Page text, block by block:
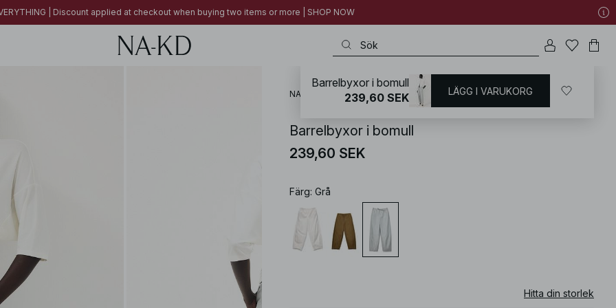
| Discount applied at checkout when buying two items or more | SHOP NOW
NA-KD Byxor / Vida byxor
Barrelbyxor i bomull
239,60 SEK
Färg: Grå
Hitta din storlek
Barrelbyxor i bomull
239,60 SEK
LÄGG I VARUKORG